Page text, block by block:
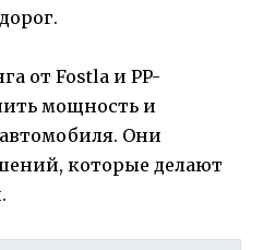
от Fostla и PP-
мощность и
Они
которые делают